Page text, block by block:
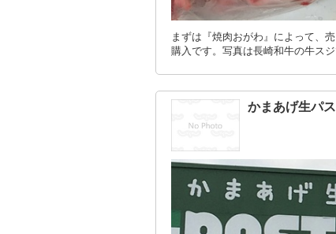
まずは『焼肉おがわ』によって、
購入です。写真は長崎和牛の牛スジ
かまあげ生パ